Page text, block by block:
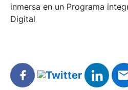
inmersa en un Programa
Digital